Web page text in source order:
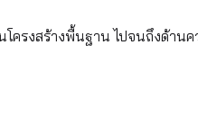
รงสร้างพื้นฐาน ไปจนถึงด้าน